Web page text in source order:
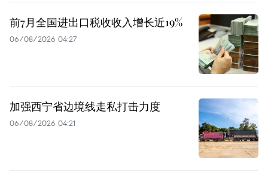
前7月全国进出口税收收入增长近19%
06/08/2026 04:27
加强西宁省边境线走私打击力度
06/08/2026 04:21